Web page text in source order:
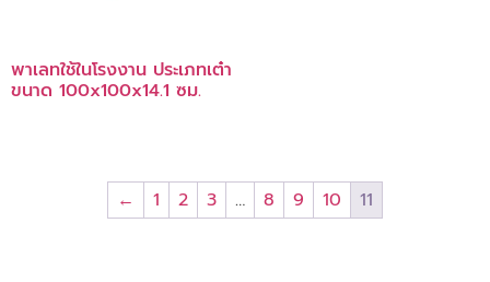
พาเลทใช้ในโรงงาน ประเภทเต๋า
ขนาด 100x100x14.1 ซม.
← 1 2 3 … 8 9 10 11